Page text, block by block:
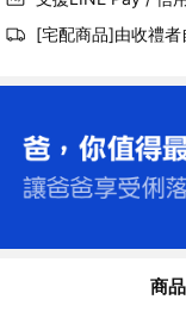
[宅配商品]由收禮者
商